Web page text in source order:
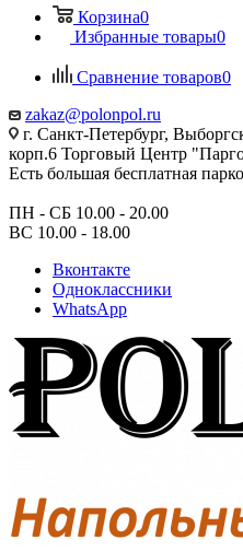
Корзина0
Избранные товары0
Сравнение товаров0
zakaz@polonpol.ru
г. Санкт-Петербург,
корп.6 Торговый Центр
Есть большая бесплатная
ПН - СБ 10.00 - 20.00
ВС 10.00 - 18.00
Вконтакте
Одноклассники
WhatsApp